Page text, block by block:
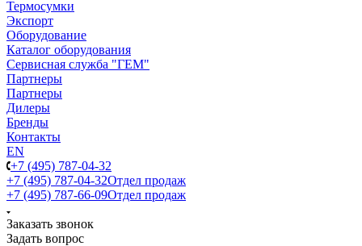
Термосумки
Экспорт
Оборудование
Каталог оборудования
Сервисная служба "ГЕМ"
Партнеры
Партнеры
Дилеры
Бренды
Контакты
EN
+7 (495) 787-04-32
+7 (495) 787-04-32Отдел продаж
+7 (495) 787-66-09Отдел продаж
Заказать звонок
Задать вопрос